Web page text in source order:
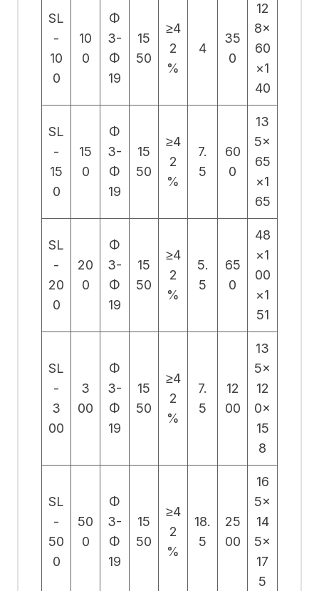
SL
-
10
0
10
0
Φ
3-
Φ
19
15
50
≥4
2
%
4
35
0
12
8×
60
×1
40
SL
-
15
0
15
0
Φ
3-
Φ
19
15
50
≥4
2
%
7.
5
60
0
13
5×
65
×1
65
SL
-
20
0
20
0
Φ
3-
Φ
19
15
50
≥4
2
%
5.
5
65
0
48
×1
00
×1
51
SL
-
3
00
3
00
Φ
3-
Φ
19
15
50
≥4
2
%
7.
5
12
00
13
5×
12
0×
15
8
SL
-
50
0
50
0
Φ
3-
Φ
19
15
50
≥4
2
%
18.
5
25
00
16
5×
14
5×
17
5